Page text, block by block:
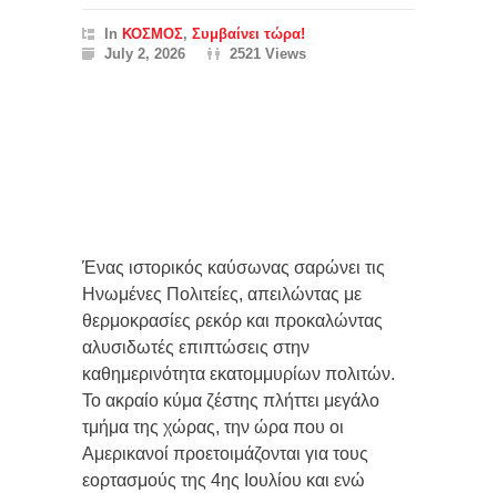
In ΚΟΣΜΟΣ, Συμβαίνει τώρα!
July 2, 2026
2521 Views
Ένας ιστορικός καύσωνας σαρώνει τις
Ηνωμένες Πολιτείες, απειλώντας με
θερμοκρασίες ρεκόρ και προκαλώντας
αλυσιδωτές επιπτώσεις στην
καθημερινότητα εκατομμυρίων πολιτών.
Το ακραίο κύμα ζέστης πλήττει μεγάλο
τμήμα της χώρας, την ώρα που οι
Αμερικανοί προετοιμάζονται για τους
εορτασμούς της 4ης Ιουλίου και ενώ